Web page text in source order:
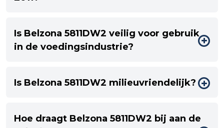
Is Belzona 5811DW2 veilig voor gebruik
in de voedingsindustrie?
Is Belzona 5811DW2 milieuvriendelijk?
Hoe draagt Belzona 5811DW2 bij aan de